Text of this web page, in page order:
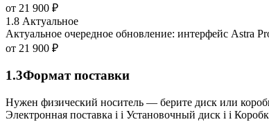
от 21 900 ₽
1.8 Актуальное
Актуальное очередное обновление: интерфейс Astra
от 21 900 ₽
1.3Формат поставки
Нужен физический носитель — берите диск или
Электронная поставка i i Установочный диск i i